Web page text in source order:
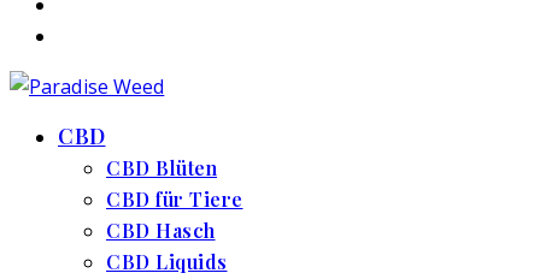
CBD
CBD Blüten
CBD für Tiere
CBD Hasch
CBD Liquids